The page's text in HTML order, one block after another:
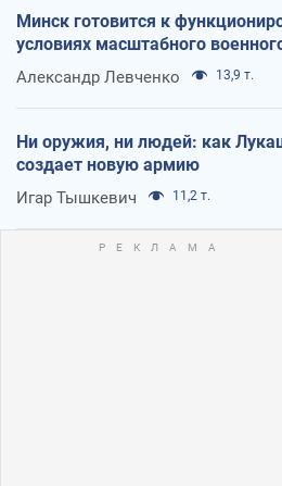
Минск готовится к
условиях масштабного
Александр Левченко 13,9 т.
Ни оружия, ни людей: как
создает новую армию
Игар Тышкевич 11,2 т.